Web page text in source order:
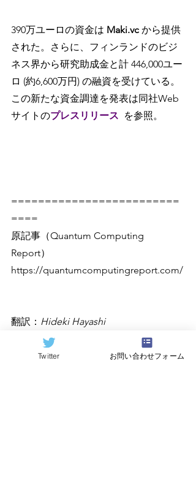
390万ユーロの資金は Maki.vc から提供
された。さらに、フィンランドのビジ
ネス界から研究助成金と計 446,000ユー
ロ (約6,600万円) の融資を受けている。
この新たな資金調達を発表は同社Web
サイトのプレスリリース を参照。
=========================
====
原記事（Quantum Computing
Report）
https://quantumcomputingreport.com/
翻訳： Hideki Hayashi
Twitter お問い合わせフォーム